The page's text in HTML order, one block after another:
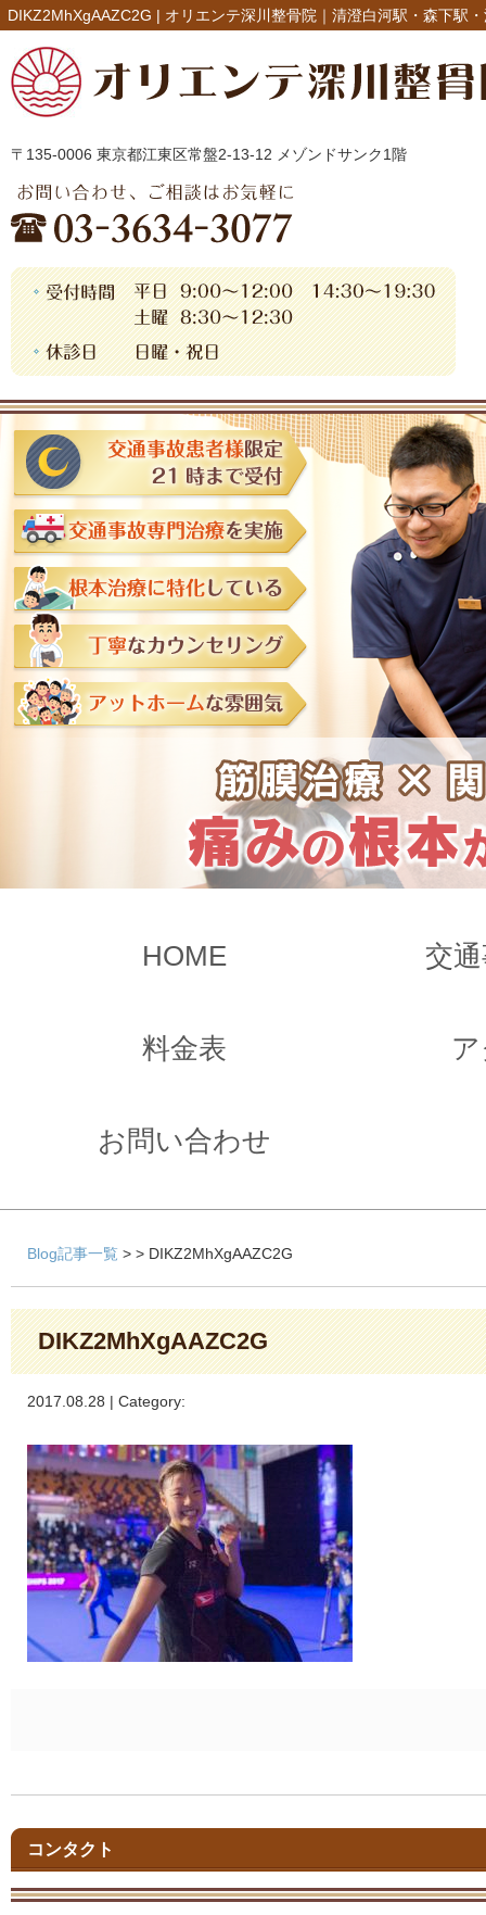
DIKZ2MhXgAAZC2G | オリエンテ深川整骨院｜清澄白河駅・森下駅
〒135-0006 東京都江東区常盤2-13-12 メゾンドサンク1階
HOME 交
料金表
お問い合わせ
Blog記事一覧 > > DIKZ2MhXgAAZC2G
DIKZ2MhXgAAZC2G
2017.08.28 | Category:
コンタクト